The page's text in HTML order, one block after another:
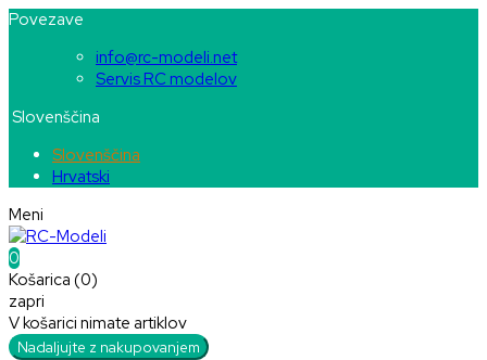
Povezave
info@rc-modeli.net
Servis RC modelov
Slovenščina
Slovenščina
Hrvatski
Meni
0
Košarica (0)
zapri
V košarici nimate artiklov
Nadaljujte z nakupovanjem